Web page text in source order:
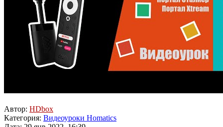
Автор: HDbox
Категория: Видеоуроки Homatics